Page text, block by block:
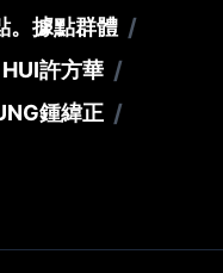
。據點群體 /
許方華 /
鍾緯正 /